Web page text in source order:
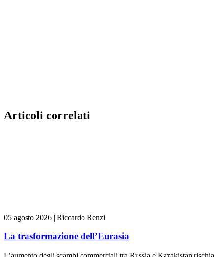
Articoli correlati
05 agosto 2026 | Riccardo Renzi
La trasformazione dell’Eurasia